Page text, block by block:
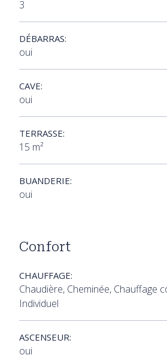
3
DÉBARRAS:
oui
CAVE:
oui
TERRASSE:
15 m²
BUANDERIE:
oui
Confort
CHAUFFAGE:
Chaudière, Cheminée, Chauffage
Individuel
ASCENSEUR:
oui